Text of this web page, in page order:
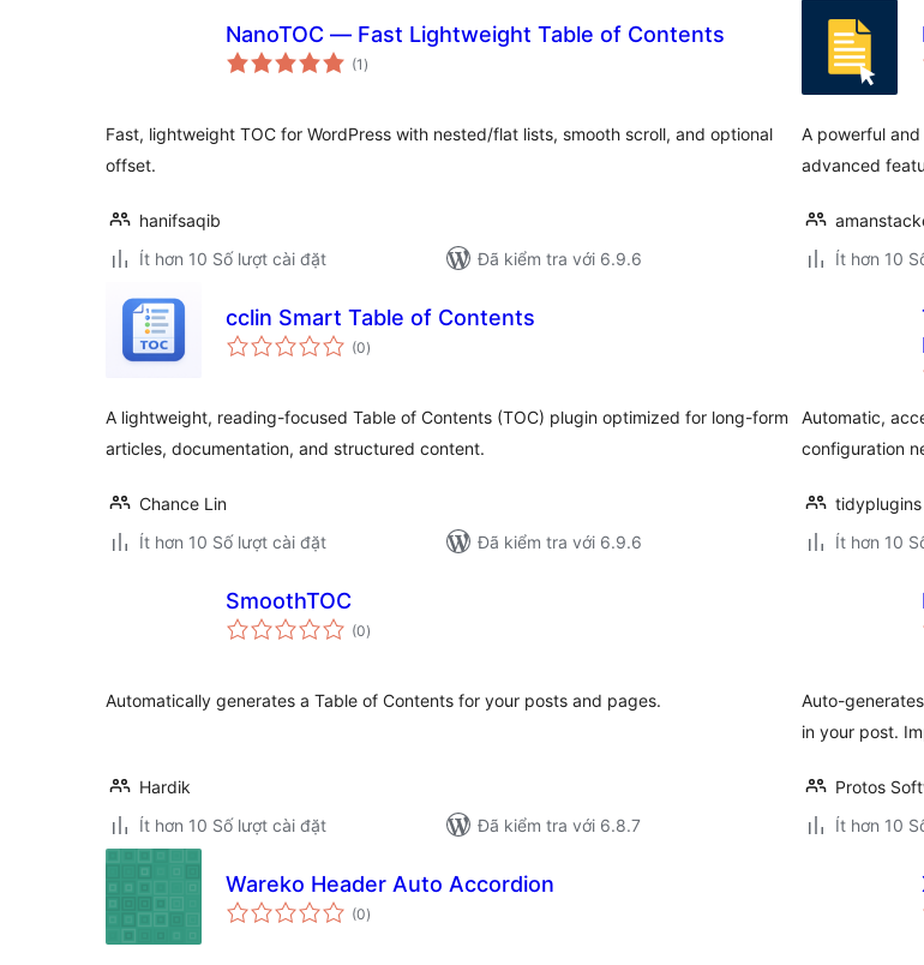
NanoTOC — Fast Lightweight Table of Contents
(1 tổng
đánh
)
Fast, lightweight TOC for WordPress with nested/flat lists, smooth scroll, and optional
offset.
hanifsaqib
Ít hơn 10 Số lượt cài đặt
Đã kiểm tra với 6.9.6
A powerful
advanced
Ít hơn 10
cclin Smart Table of Contents
(0tổng
đánh
)
A lightweight, reading-focused Table of Contents (TOC) plugin optimized for long-form
articles, documentation, and structured content.
Chance Lin
Ít hơn 10 Số lượt cài đặt
Đã kiểm tra với 6.9.6
Automatic,
configuration
tidyplugins
Ít hơn 10
SmoothTOC
(0tổng
đánh
)
Automatically generates a Table of Contents for your posts and pages.
Hardik
Ít hơn 10 Số lượt cài đặt
Đã kiểm tra với 6.8.7
Auto-
in your post.
Protos
Ít hơn 10
Wareko Header Auto Accordion
(0tổng
đánh
)